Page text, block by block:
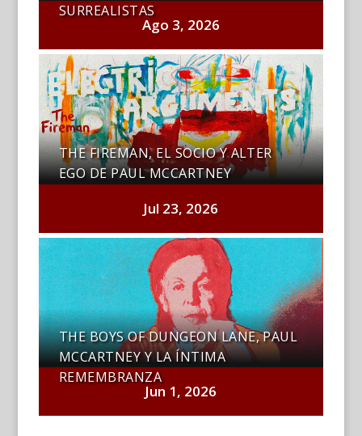
SURREALISTAS
Ago 3, 2026
THE FIREMAN, EL SOCIO Y ALTER
EGO DE PAUL MCCARTNEY
Jul 23, 2026
THE BOYS OF DUNGEON LANE, PAUL
MCCARTNEY Y LA ÍNTIMA
REMEMBRANZA
Jun 1, 2026